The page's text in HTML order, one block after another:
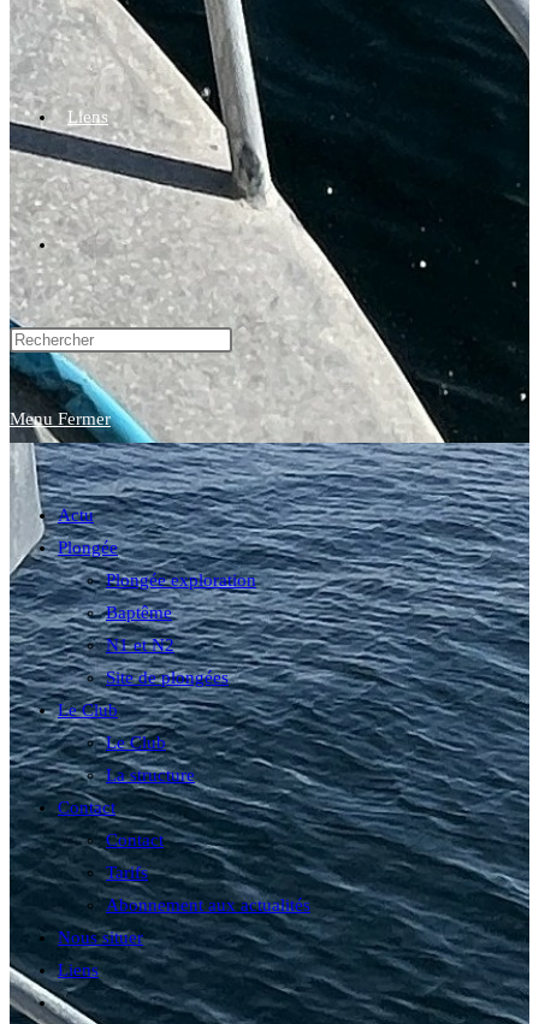
Liens
Toggle
website
search
Menu Fermer
Actu
Plongée
Plongée exploration
Baptême
N1 et N2
Site de plongées
Le Club
Le Club
La structure
Contact
Contact
Tarifs
Abonnement aux actualités
Nous situer
Liens
Toggle